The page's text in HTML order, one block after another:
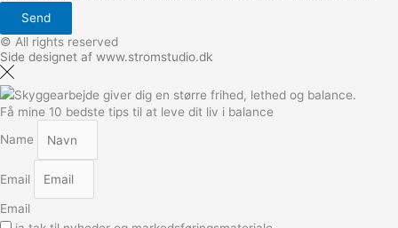
Send
© All rights reserved
Side designet af www.stromstudio.dk
Få mine 10 bedste tips til at leve dit liv i balance
Name
Email
Email